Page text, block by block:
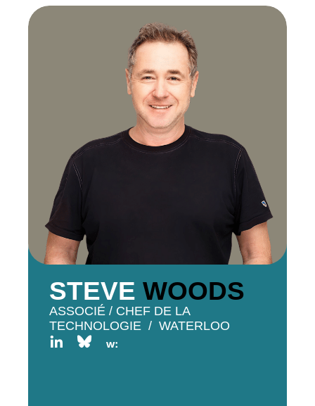
STEVE WOODS
ASSOCIÉ / CHEF DE LA
TECHNOLOGIE
WATERLOO